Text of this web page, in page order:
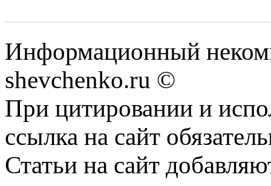
Информационный
shevchenko.ru ©
При цитировании и
ссылка на сайт
Статьи на сайт